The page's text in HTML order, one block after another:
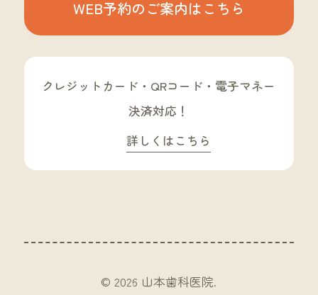
WEB予約の ご案内はこちら
クレジットカード・QRコード・電子マネー
決済対応！
詳しくはこちら
© 2026 山本歯科医院.